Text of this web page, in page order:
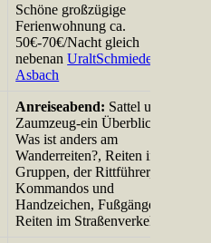
Schöne großzügige
Ferienwohnung ca.
50€-70€/Nacht gleich
nebenanUraltSchmiede
Asbach
Anreiseabend: Sattel und
Zaumzeug-ein Überblick,
Was ist anders am
Wanderreiten?, Reiten in
Gruppen, der Rittführer,
Kommandos und
Handzeichen, Fußgänger,
Reiten im Straßenverkehr